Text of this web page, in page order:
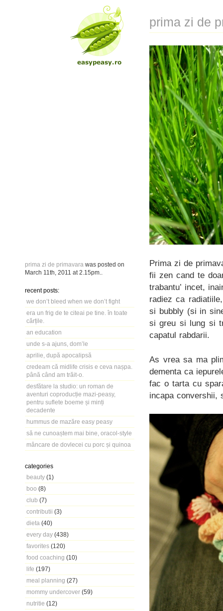
prima zi de primavara was posted on
March 11th, 2011 at 2.15pm
recent posts:
we don’t bleed when we don’t fight
era un frig de te citeai pe tine. în toate
cărțile.
an education
unde s-a ajuns, dom’le
aprilie, după apocalipsă
credeam că midlife crisis e ceva nașpa.
până când am trăit-o.
desfătare la studio: un roman de
aventuri coproducție mazi-peasy,
pentru suflete boeme și minți
decadente
hummus de mazăre easy peasy
să ne cunoaștem mai bine, oracol-style
mâncare de dovlecei cu porc și quinoa
categories
beauty (1)
boo (8)
club (7)
contributii (3)
dieta (40)
every day (438)
favorites (120)
food coaching (10)
life (197)
meal planning (27)
mommy undercover (59)
nutritie (12)
prima zi de
Prima zi de
fii zen cand te
trabantu’ incet,
radiez ca
si bubbly (si in
si greu si lung si
capatul rabdarii.
As vrea sa ma
dementa ca
fac o tarta cu
incapa convershii,